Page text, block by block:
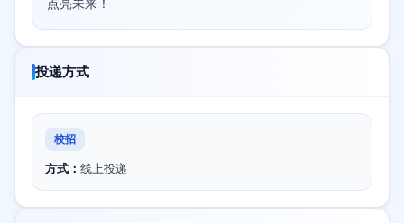
点亮未来！
投递方式
校招
方式： 线上投递